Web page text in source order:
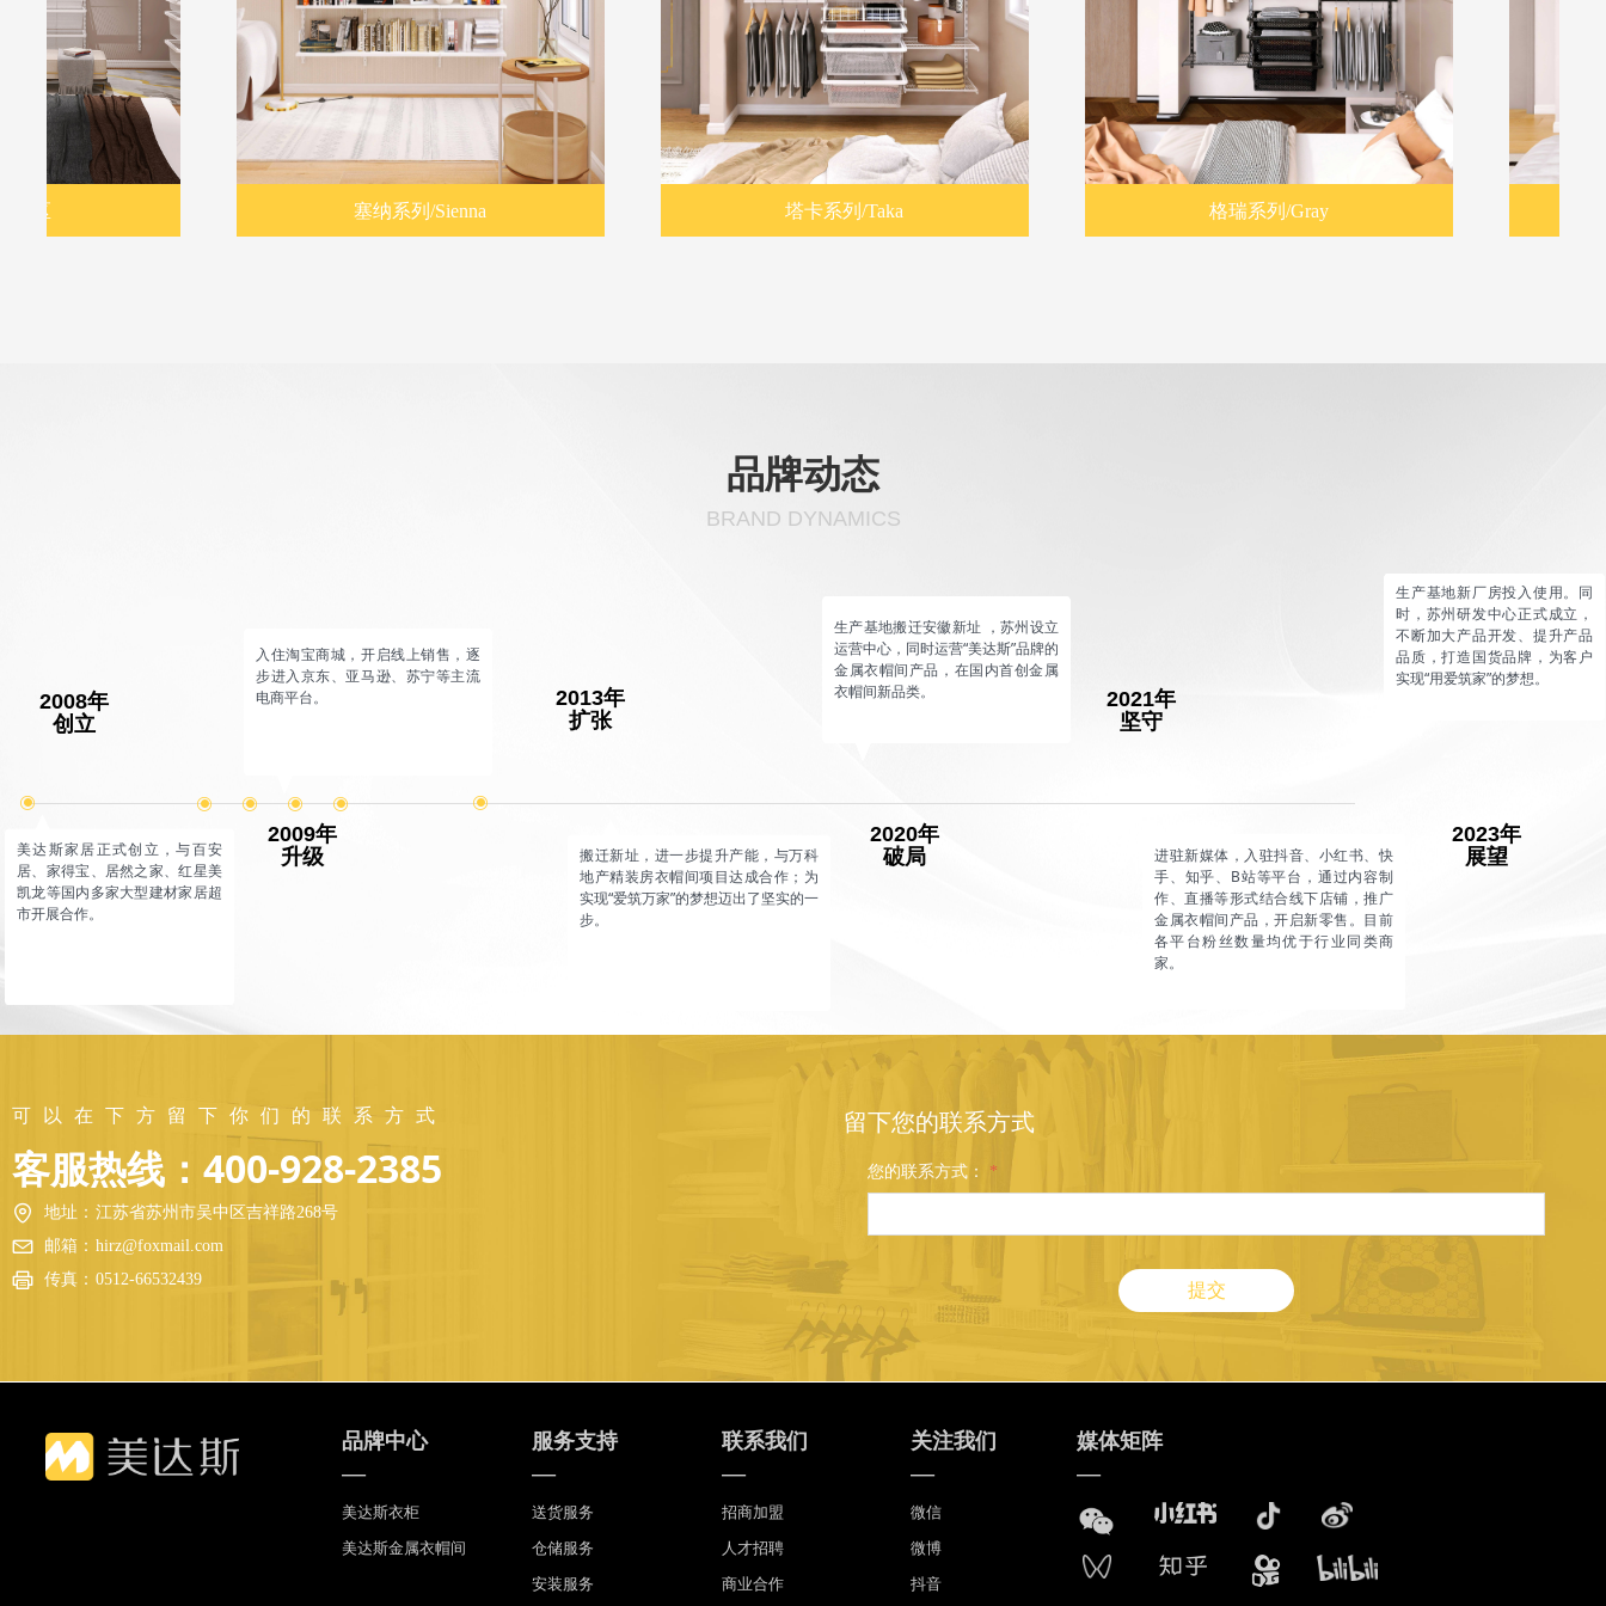
客服热线：400-928-2385
可以在下方留下你们的联系方式
您的联系方式： *
提交
留下您的联系方式
地址： 江苏省苏州市吴中区吉祥路268号
邮箱： hirz@foxmail.com
传真： 0512-66532439
品牌动态
BRAND DYNAMICS
ꀉ
入住淘宝商城，开启线上销售，逐
步进入京东、亚马逊、苏宁等主流
电商平台。
2009年
升级
2013年
扩张
ꀉ
搬迁新址，进一步提升产能，与万科
地产精装房衣帽间项目达成合作；为
实现“爱筑万家”的梦想迈出了坚实的一
步。
2020年
破局
ꀉ
生产基地搬迁安徽新址 ，苏州设立
运营中心，同时运营“美达斯”品牌的
金属衣帽间产品，在国内首创金属
衣帽间新品类。
2021年
坚守
ꀉ
进驻新媒体，入驻抖音、小红书、快
手、知乎、B站等平台，通过内容制
作、直播等形式结合线下店铺，推广
金属衣帽间产品，开启新零售。目前
各平台粉丝数量均优于行业同类商
家。
2023年
展望
ꀉ
生产基地新厂房投入使用。同
时，苏州研发中心正式成立，
不断加大产品开发、提升产品
品质，打造国货品牌，为客户
实现“用爱筑家”的梦想。
美达斯家居正式创立，与百安
居、家得宝、居然之家、红星美
凯龙等国内多家大型建材家居超
市开展合作。
2008年
创立
ꀉ
品牌中心
—
美达斯衣柜
美达斯金属衣帽间
服务支持
—
送货服务
仓储服务
安装服务
联系我们
—
招商加盟
人才招聘
商业合作
关注我们
—
微信
微博
抖音
媒体矩阵
—